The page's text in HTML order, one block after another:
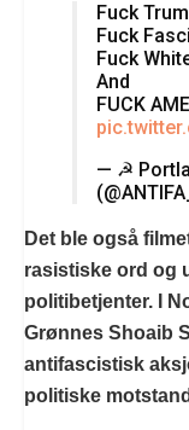
Fuck
Fuck
Fuck
And
FUCK
— ☭
Det ble også
rasistiske ord og
politibetjenter. I
Grønnes Shoaib
antifascistisk
politiske